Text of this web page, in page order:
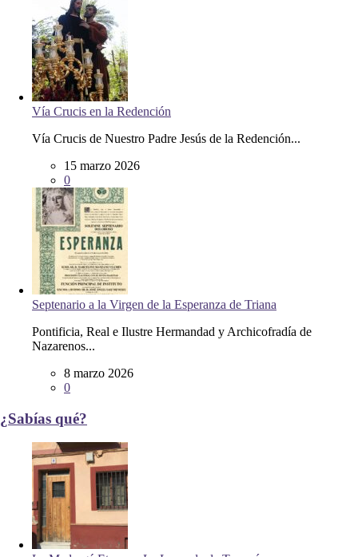
Vía Crucis en la Redención
Vía Crucis de Nuestro Padre Jesús de la Redención...
15 marzo 2026
0
Septenario a la Virgen de la Esperanza de Triana
Pontificia, Real e Ilustre Hermandad y Archicofradía de
Nazarenos...
8 marzo 2026
0
¿Sabías qué?